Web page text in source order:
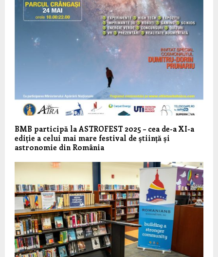
BMB participă la ASTROFEST 2025 – cea de-a XI-a
ediție a celui mai mare festival de știință și
astronomie din România